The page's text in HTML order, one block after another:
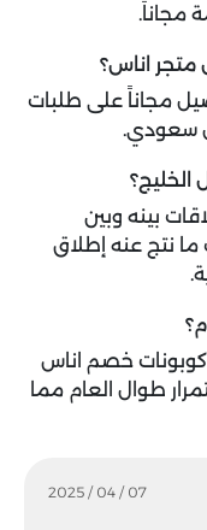
07 / 04 / 2025
مجاناً.
متجر اناس؟
مجاناً على طلبات
بينه وبين
نتج عنه إطلاق
كوبونات خصم اناس
طوال العام مما